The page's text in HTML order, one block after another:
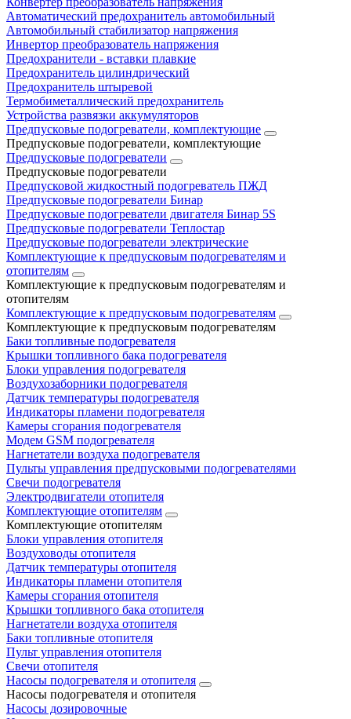
Автоматический предохранитель автомобильный
Автомобильный стабилизатор напряжения
Инвертор преобразователь напряжения
Предохранители - вставки плавкие
Предохранитель цилиндрический
Предохранитель штыревой
Термобиметаллический предохранитель
Устройства развязки аккумуляторов
Предпусковые подогреватели, комплектующие
Предпусковые подогреватели, комплектующие
Предпусковые подогреватели
Предпусковые подогреватели
Предпусковой жидкостный подогреватель ПЖД
Предпусковые подогреватели Бинар
Предпусковые подогреватели двигателя Бинар 5S
Предпусковые подогреватели Теплостар
Предпусковые подогреватели электрические
Комплектующие к предпусковым подогревателям и
отопителям
Комплектующие к предпусковым подогревателям и
отопителям
Комплектующие к предпусковым подогревателям
Комплектующие к предпусковым подогревателям
Баки топливные подогревателя
Крышки топливного бака подогревателя
Блоки управления подогревателя
Воздухозаборники подогревателя
Датчик температуры подогревателя
Индикаторы пламени подогревателя
Камеры сгорания подогревателя
Модем GSM подогревателя
Нагнетатели воздуха подогревателя
Пульты управления предпусковыми подогревателями
Свечи подогревателя
Электродвигатели отопителя
Комплектующие отопителям
Комплектующие отопителям
Блоки управления отопителя
Воздуховоды отопителя
Датчик температуры отопителя
Индикаторы пламени отопителя
Камеры сгорания отопителя
Крышки топливного бака отопителя
Нагнетатели воздуха отопителя
Баки топливные отопителя
Пульт управления отопителя
Свечи отопителя
Насосы подогревателя и отопителя
Насосы подогревателя и отопителя
Насосы дозировочные